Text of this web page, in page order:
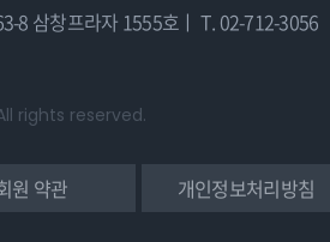
8 삼창프라자 1555호ㅣ T. 02-712-3056
rights reserved.
원 약관 개인정보처리방침